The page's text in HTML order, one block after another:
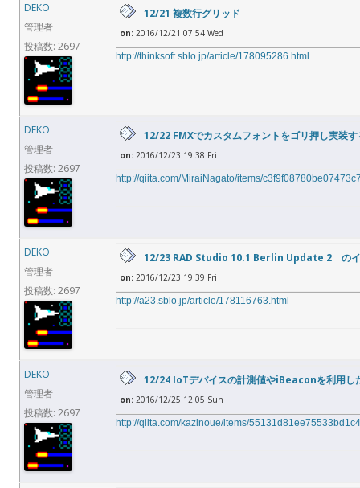
DEKO
管理者
投稿数: 2697
12/21 複数行グリッド
on: 2016/12/21 07:54 Wed
http://thinksoft.sblo.jp/article/178095286.html
DEKO
管理者
投稿数: 2697
12/22 FMXでカスタムフォントをゴリ押し実装す
on: 2016/12/23 19:38 Fri
http://qiita.com/MiraiNagato/items/
DEKO
管理者
投稿数: 2697
12/23 RAD Studio 10.1 Berlin Update 2 のイ
on: 2016/12/23 19:39 Fri
http://a23.sblo.jp/article/178116763.html
DEKO
管理者
投稿数: 2697
12/24 IoTデバイスの計測値やiBeaconを利用
on: 2016/12/25 12:05 Sun
http://qiita.com/kazinoue/items/55131d81ee75533bd1c4